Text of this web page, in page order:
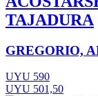
TAJADURA
GREGORIO,
UYU 590
UYU 501,50